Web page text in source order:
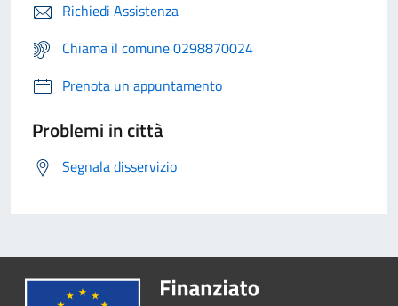
Richiedi Assistenza
Chiama il comune 0298870024
Prenota un appuntamento
Problemi in città
Segnala disservizio